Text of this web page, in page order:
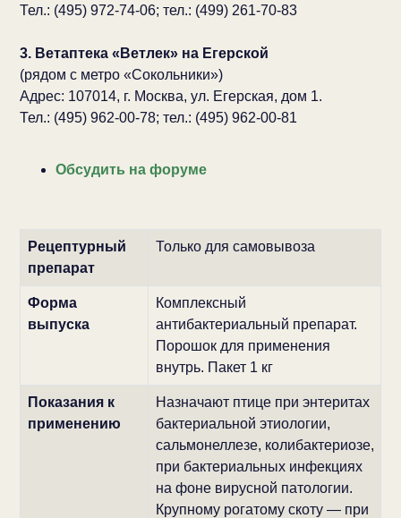
Тел.: (495) 972-74-06; тел.: (499) 261-70-83
3. Ветаптека «Ветлек» на Егерской
(рядом с метро «Сокольники»)
Адрес: 107014, г. Москва, ул. Егерская, дом 1.
Тел.: (495) 962-00-78; тел.: (495) 962-00-81
Обсудить на форуме
Рецептурный
препарат
Только для самовывоза
Форма
выпуска
Комплексный
антибактериальный препарат.
Порошок для применения
внутрь. Пакет 1 кг
Показания к
применению
Назначают птице при энтеритах
бактериальной этиологии,
сальмонеллезе, колибактериозе,
при бактериальных инфекциях
на фоне вирусной патологии.
Крупному рогатому скоту — при